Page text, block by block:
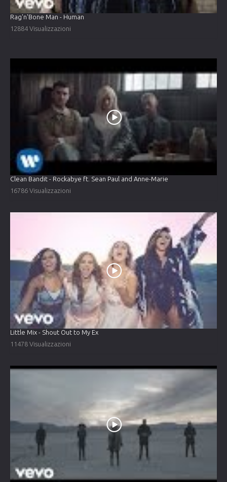
Rag'n'Bone Man - Human
12884 Visualizzazioni
Clean Bandit - Rockabye ft. Sean Paul and Anne-Marie
16786 Visualizzazioni
Little Mix - Shout Out to My Ex
11478 Visualizzazioni